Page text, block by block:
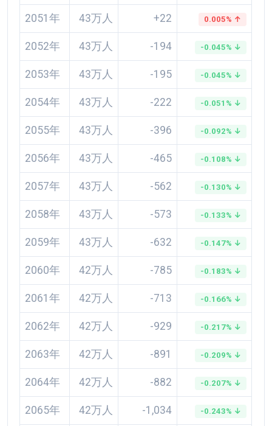
2051年 43万人 +22 0.005% ↑
2052年 43万人 -194 -0.045% ↓
2053年 43万人 -195 -0.045% ↓
2054年 43万人 -222 -0.051% ↓
2055年 43万人 -396 -0.092% ↓
2056年 43万人 -465 -0.108% ↓
2057年 43万人 -562 -0.130% ↓
2058年 43万人 -573 -0.133% ↓
2059年 43万人 -632 -0.147% ↓
2060年 42万人 -785 -0.183% ↓
2061年 42万人 -713 -0.166% ↓
2062年 42万人 -929 -0.217% ↓
2063年 42万人 -891 -0.209% ↓
2064年 42万人 -882 -0.207% ↓
2065年 42万人 -1,034 -0.243% ↓